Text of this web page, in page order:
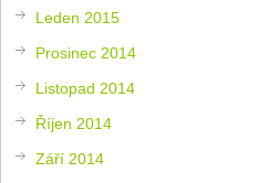
Leden 2015
Prosinec 2014
Listopad 2014
Říjen 2014
Září 2014